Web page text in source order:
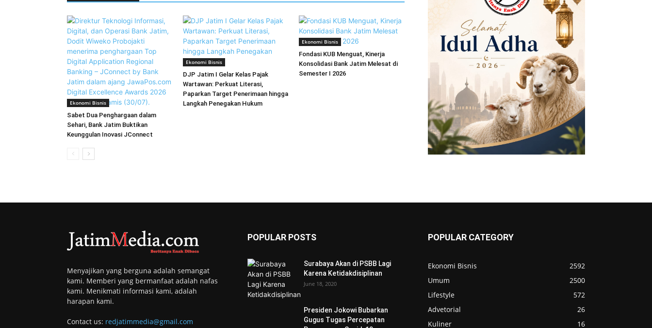
Ekonomi Bisnis
Sabet Dua Penghargaan dalam
Sehari, Bank Jatim Buktikan
Keunggulan Inovasi JConnect
Ekonomi Bisnis
DJP Jatim I Gelar Kelas Pajak
Wartawan: Perkuat Literasi,
Paparkan Target Penerimaan hingga
Langkah Penegakan Hukum
Ekonomi Bisnis
Fondasi KUB Menguat, Kinerja
Konsolidasi Bank Jatim Melesat di
Semester I 2026
Menyajikan yang berguna adalah semangat
kami. Memberi yang bermanfaat adalah nafas
kami. Menikmati informasi kami, adalah
harapan kami.
Contact us: redjatimmedia@gmail.com
POPULAR POSTS
Surabaya Akan di PSBB Lagi
Karena Ketidakdisiplinan
June 18, 2020
Presiden Jokowi Bubarkan
Gugus Tugas Percepatan
POPULAR CATEGORY
Ekonomi Bisnis
2592
Umum
2500
Lifestyle
572
Advetorial
26
Kuliner
16